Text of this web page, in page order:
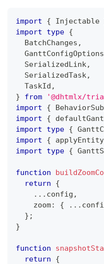
import { Injectable
import
type {
  BatchChanges
,
  GanttConfigOptions
  SerializedLink
,
  SerializedTask
,
  TaskId
,
}
from '@dhtmlx/
import
{
import
{
import
type {
import
{
import
type {
function
return
{
... config ,
    zoom
: { ...
} ;
}
function
return
{